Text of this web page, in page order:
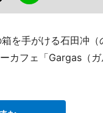
を手がける石田冲（
カフェ「Gargas（